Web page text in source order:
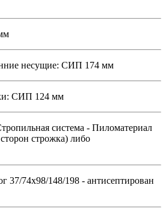
несущие: СИП 174 мм
СИП 124 мм
система - Пиломатериал
строжка) либо
37/74х98/148/198 - антисептирован